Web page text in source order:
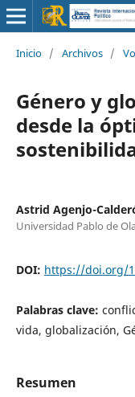
Inicio / Archivos /
Género y
desde la
Astrid Agenjo-
Universidad Pablo de
DOI: https://doi.org/
Palabras clave:
vida, globalización,
Resumen